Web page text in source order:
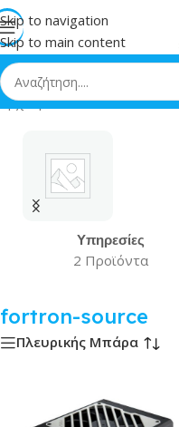
Skip to navigation
Skip to main content
Αρχική»fortron-source
Υπηρεσίες
2 Προϊόντα
fortron-source
Πλευρικής Μπάρα